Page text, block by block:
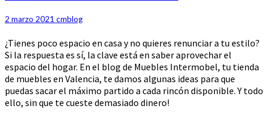
2 marzo 2021 cmblog
¿Tienes poco espacio en casa y no quieres renunciar a tu estilo?
Si la respuesta es sí, la clave está en saber aprovechar el
espacio del hogar. En el blog de Muebles Intermobel, tu tienda
de muebles en Valencia, te damos algunas ideas para que
puedas sacar el máximo partido a cada rincón disponible. Y todo
ello, sin que te cueste demasiado dinero!